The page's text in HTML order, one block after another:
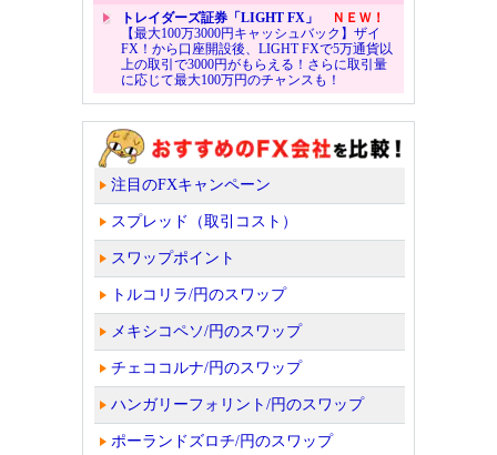
トレイダーズ証券「LIGHT FX」
ＮＥＷ！
【最大100万3000円キャッシュバック】ザイ
FX！から口座開設後、LIGHT FXで5万通貨以
上の取引で3000円がもらえる！さらに取引量
に応じて最大100万円のチャンスも！
注目のFXキャンペーン
スプレッド（取引コスト）
スワップポイント
トルコリラ/円のスワップ
メキシコペソ/円のスワップ
チェココルナ/円のスワップ
ハンガリーフォリント/円のスワップ
ポーランドズロチ/円のスワップ